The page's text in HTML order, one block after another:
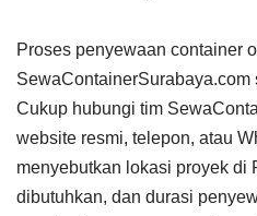
Proses penyewaan container
SewaContainerSurabaya.com
Cukup hubungi tim
website resmi, telepon, atau
menyebutkan lokasi proyek di
dibutuhkan, dan durasi